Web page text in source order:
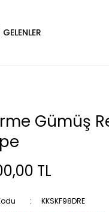
Gümüş
TL
KKSKF98DRE